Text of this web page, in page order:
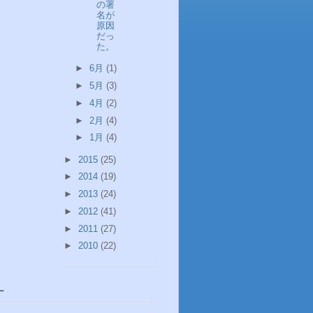
の署
名が
原因
だっ
た。
► 6月 (1)
► 5月 (3)
► 4月 (2)
► 2月 (4)
► 1月 (4)
► 2015 (25)
► 2014 (19)
► 2013 (24)
► 2012 (41)
► 2011 (27)
► 2010 (22)